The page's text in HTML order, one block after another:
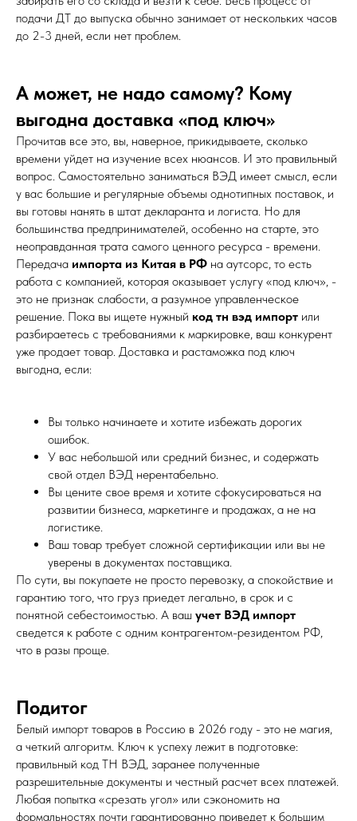
подачи ДТ до выпуска обычно занимает от нескольких часов
до 2-3 дней, если нет проблем.
А может, не надо самому? Кому
выгодна доставка «под ключ»
Прочитав все это, вы, наверное, прикидываете, сколько
времени уйдет на изучение всех нюансов. И это правильный
вопрос. Самостоятельно заниматься ВЭД имеет смысл, если
у вас большие и регулярные объемы однотипных поставок, и
вы готовы нанять в штат декларанта и логиста. Но для
большинства предпринимателей, особенно на старте, это
неоправданная трата самого ценного ресурса - времени.
Передача импорта из Китая в РФ на аутсорс, то есть
работа с компанией, которая оказывает услугу «под ключ», -
это не признак слабости, а разумное управленческое
решение. Пока вы ищете нужный код тн вэд импорт или
разбираетесь с требованиями к маркировке, ваш конкурент
уже продает товар. Доставка и растаможка под ключ
выгодна, если:
Вы только начинаете и хотите избежать дорогих
ошибок.
У вас небольшой или средний бизнес, и содержать
свой отдел ВЭД нерентабельно.
Вы цените свое время и хотите сфокусироваться на
развитии бизнеса, маркетинге и продажах, а не на
логистике.
Ваш товар требует сложной сертификации или вы не
уверены в документах поставщика.
По сути, вы покупаете не просто перевозку, а спокойствие и
гарантию того, что груз приедет легально, в срок и с
понятной себестоимостью. А ваш учет ВЭД импорт
сведется к работе с одним контрагентом-резидентом РФ,
что в разы проще.
Подитог
Белый импорт товаров в Россию в 2026 году - это не магия,
а четкий алгоритм. Ключ к успеху лежит в подготовке:
правильный код ТН ВЭД, заранее полученные
разрешительные документы и честный расчет всех платежей.
Любая попытка «срезать угол» или сэкономить на
формальностях почти гарантированно приведет к большим